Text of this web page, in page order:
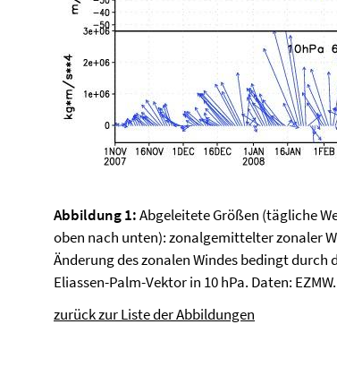
Abbildung 1:Abgeleitete Größen (tägliche
oben nach unten): zonalgemittelter zonaler
Änderung des zonalen Windes bedingt durch
Eliassen-Palm-Vektor in 10 hPa. Daten: EZMW.
zurück zur Liste der Abbildungen